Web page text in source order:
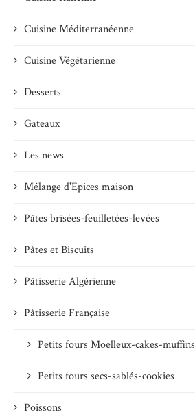
Cuisine Méditerranéenne
Cuisine Végétarienne
Desserts
Gateaux
Les news
Mélange d'Epices maison
Pâtes brisées-feuilletées-levées
Pâtes et Biscuits
Pâtisserie Algérienne
Pâtisserie Française
Petits fours Moelleux-cakes-muffins
Petits fours secs-sablés-cookies
Poissons